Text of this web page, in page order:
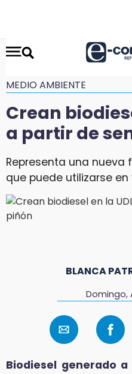
MEDIO AMBIENTE
Crean
a partir de
Representa una
que puede utilizarse
BLANCA
Domingo,
Biodiesel generado